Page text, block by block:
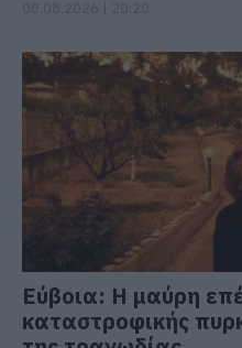
Εύβοια: Η μαύρη
καταστροφικής